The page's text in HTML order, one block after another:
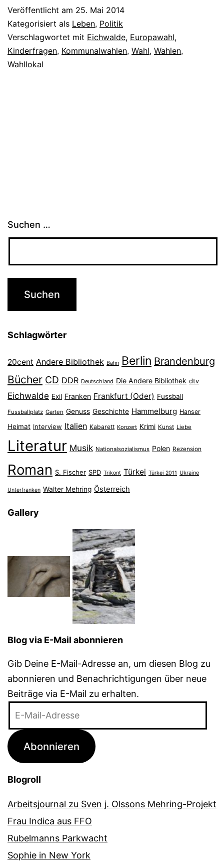
Veröffentlicht am 25. Mai 2014
Kategorisiert als Leben, Politik
Verschlagwortet mit Eichwalde, Europawahl,
Kinderfragen, Kommunalwahlen, Wahl, Wahlen,
Wahllokal
Suchen …
Schlagwörter
20cent Andere Bibliothek Bahn Berlin Brandenburg
Bücher CD DDR Deutschland Die Andere Bibliothek dtv
Eichwalde Exil Franken Frankfurt (Oder) Fussball
Fussballplatz Garten Genuss Geschichte Hammelburg Hanser
Heimat Interview Italien Kabarett Konzert Krimi Kunst Liebe
Literatur Musik Nationalsozialismus Polen Rezension
Roman S. Fischer SPD Trikont Türkei Türkei 2011 Ukraine
Unterfranken Walter Mehring Österreich
Gallery
Blog via E-Mail abonnieren
Gib Deine E-Mail-Adresse an, um diesen Blog zu
abonnieren und Benachrichtigungen über neue
Beiträge via E-Mail zu erhalten.
Adresse
Abonnieren
Blogroll
Arbeitsjournal zu Sven j. Olssons Mehring-Projekt
Frau Indica aus FFO
Rubelmanns Parkwacht
Sophie in New York